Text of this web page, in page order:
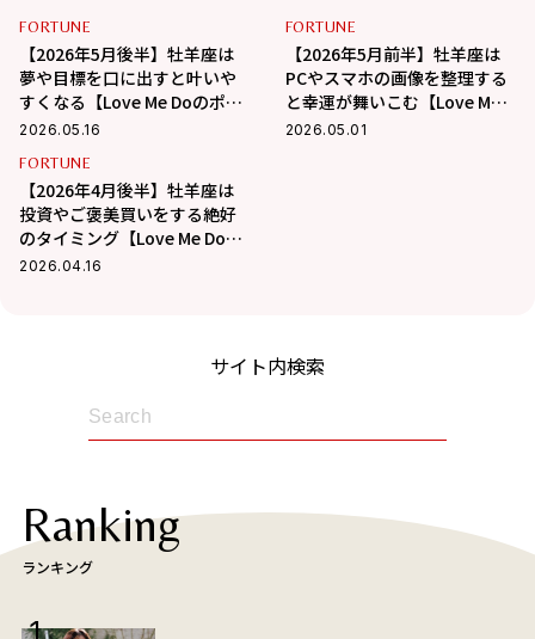
FORTUNE
【2026年5月後半】牡羊座は
夢や目標を口に出すと叶いや
すくなる【Love Me Doのポジ
ティブ星座占い】
2026.05.16
FORTUNE
【2026年5月前半】牡羊座は
PCやスマホの画像を整理する
と幸運が舞いこむ【Love Me
Doのポジティブ星座占い】
2026.05.01
FORTUNE
【2026年4月後半】牡羊座は
投資やご褒美買いをする絶好
のタイミング【Love Me Doの
ポジティブ星座占い】
2026.04.16
サイト内検索
Ranking
ランキング